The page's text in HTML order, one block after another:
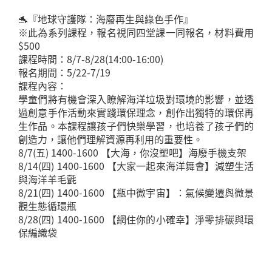
🐬『地球守護隊：海廢再生與綠色手作』
※此為系列課程，報名視同四堂課一同報名，材料費用
$500
課程時間：8/7-8/28(14:00-16:00)
報名期間：5/22-7/19
課程內容：
學童們將有機會深入瞭解海洋垃圾對環境的影響，並透
過創意手作活動來實踐環保理念，創作出獨特的環保再
生作品。本課程讓孩子們快樂學習，也培養了孩子們的
創造力，讓他們理解資源再利用的重要性。
8/7(五) 1400-1600 【大海，你沒塑吧】海廢手機支架
8/14(四) 1400-1600 【大家一起來海洋舞會】減塑生活
與海洋羊毛氈
8/21(四) 1400-1600 【瓶中微宇宙】：氣候變遷與微景
觀生態循環瓶
8/28(四) 1400-1600 【網住你的小確幸】淨零排碳與環
保編織袋